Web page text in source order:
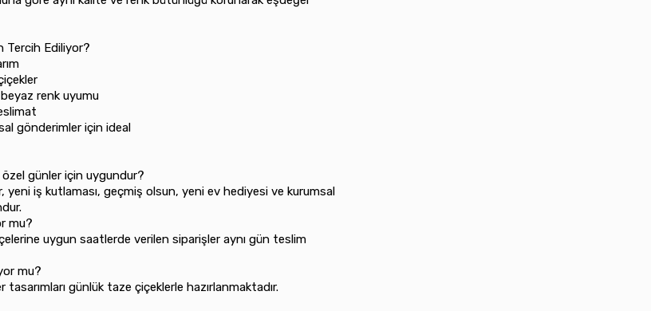
Tercih Ediliyor?
renk uyumu
gönderimler için ideal
günler için uygundur?
yeni iş kutlaması, geçmiş olsun, yeni ev hediyesi ve kurumsal
mu?
uygun saatlerde verilen siparişler aynı gün teslim
mu?
günlük taze çiçeklerle hazırlanmaktadır.